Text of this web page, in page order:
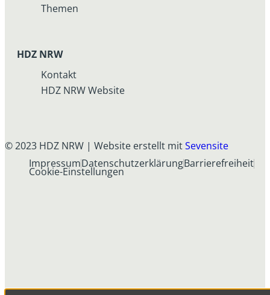
Themen
HDZ NRW
Kontakt
HDZ NRW Website
© 2023 HDZ NRW | Website erstellt mitSevensite
ImpressumDatenschutzerklärungBarrierefreiheit
Cookie-Einstellungen